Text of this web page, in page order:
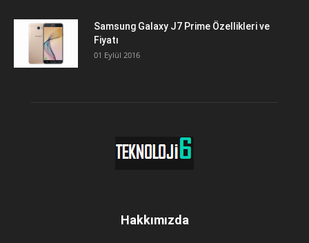
Samsung Galaxy J7 Prime Özellikleri ve
Fiyatı
01 Eylül 2016
Hakkımızda